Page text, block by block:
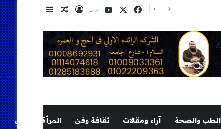
فيسبوك
‫X
‫YouTube
نلضتسجيل الدخول
مقال عشوائي
إضافة عمود
الطب والصحة آراء ومقالات ثقافة وفن المرأة والطفل